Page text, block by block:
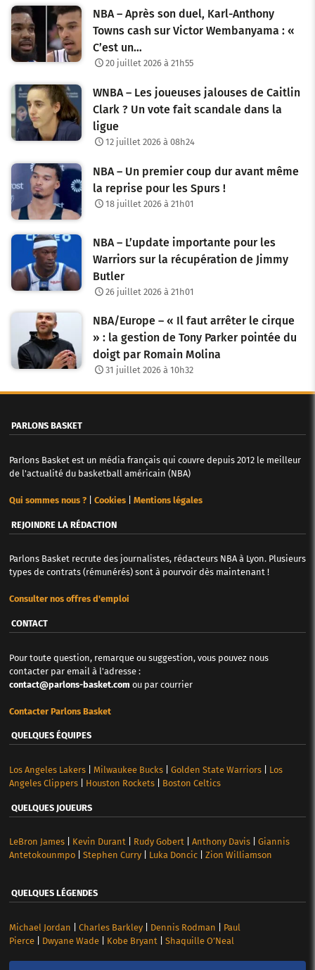
NBA – Après son duel, Karl-Anthony
Towns cash sur Victor Wembanyama : «
C’est un…
20 juillet 2026 à 21h55
WNBA – Les joueuses jalouses de Caitlin
Clark ? Un vote fait scandale dans la
ligue
12 juillet 2026 à 08h24
NBA – Un premier coup dur avant même
la reprise pour les Spurs !
18 juillet 2026 à 21h01
NBA – L’update importante pour les
Warriors sur la récupération de Jimmy
Butler
26 juillet 2026 à 21h01
NBA/Europe – « Il faut arrêter le cirque
» : la gestion de Tony Parker pointée du
doigt par Romain Molina
31 juillet 2026 à 10h32
PARLONS BASKET
Parlons Basket est un média français qui couvre depuis 2012 le meilleur
de l'actualité du basketball américain (NBA)
Qui sommes nous ?| Cookies| Mentions légales
REJOINDRE LA RÉDACTION
Parlons Basket recrute des journalistes, rédacteurs NBA à Lyon. Plusieurs
types de contrats (rémunérés) sont à pourvoir dès maintenant !
Consulter nos offres d'emploi
CONTACT
Pour toute question, remarque ou suggestion, vous pouvez nous
contacter par email à l'adresse :
contact@parlons-basket.com ou par courrier
Contacter Parlons Basket
QUELQUES ÉQUIPES
Los Angeles Lakers| Milwaukee Bucks| Golden State Warriors| Los
Angeles Clippers| Houston Rockets| Boston Celtics
QUELQUES JOUEURS
LeBron James| Kevin Durant| Rudy Gobert| Anthony Davis| Giannis
Antetokounmpo| Stephen Curry| Luka Doncic| Zion Williamson
QUELQUES LÉGENDES
Michael Jordan Charles Barkley| Dennis Rodman
Paul
Pierce| Dwyane Wade| Kobe Bryant Shaquille O’Neal